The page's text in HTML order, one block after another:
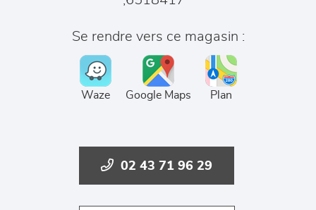
Se rendre vers ce magasin :
Waze Google Maps Plan
02 43 71 96 29